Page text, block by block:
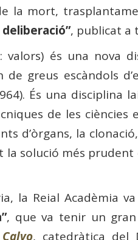
la mort,
, publicat a
valors) és una nova
greus escàndols
És una
de les
d’òrgans, la
la solució més
la Reial Acadèmia
, que va tenir un gran
, catedràtica del